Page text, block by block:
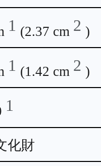
1 (2.37 cm 2 )
1 (1.42 cm 2 )
1
化財